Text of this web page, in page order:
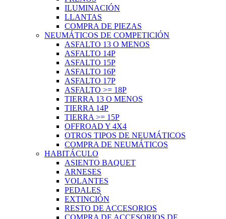
ILUMINACIÓN
LLANTAS
COMPRA DE PIEZAS
NEUMÁTICOS DE COMPETICIÓN
ASFALTO 13 O MENOS
ASFALTO 14P
ASFALTO 15P
ASFALTO 16P
ASFALTO 17P
ASFALTO >= 18P
TIERRA 13 O MENOS
TIERRA 14P
TIERRA >= 15P
OFFROAD Y 4X4
OTROS TIPOS DE NEUMÁTICOS
COMPRA DE NEUMÁTICOS
HABITÁCULO
ASIENTO BAQUET
ARNESES
VOLANTES
PEDALES
EXTINCIÓN
RESTO DE ACCESORIOS
COMPRA DE ACCESORIOS DE